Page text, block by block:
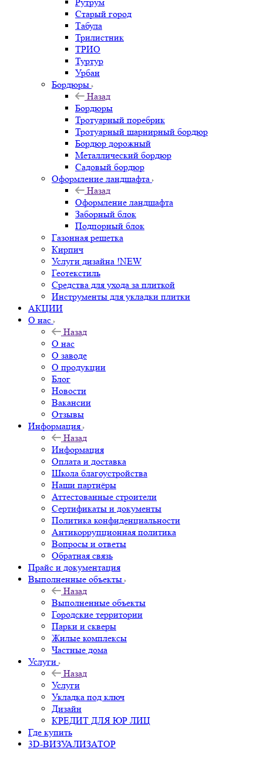
Старый город
Табула
Трилистник
ТРИО
Туртур
Урбан
Бордюры
Назад
Бордюры
Тротуарный поребрик
Тротуарный шарнирный бордюр
Бордюр дорожный
Металлический бордюр
Садовый бордюр
Оформление ландшафта
Назад
Оформление ландшафта
Заборный блок
Подпорный блок
Газонная решетка
Кирпич
Услуги дизайна !NEW
Геотекстиль
Средства для ухода за плиткой
Инструменты для укладки плитки
АКЦИИ
О нас
Назад
О нас
О заводе
О продукции
Блог
Новости
Вакансии
Отзывы
Информация
Назад
Информация
Оплата и доставка
Школа благоустройства
Наши партнёры
Аттестованные строители
Сертификаты и документы
Политика конфиденциальности
Антикоррупционная политика
Вопросы и ответы
Обратная связь
Прайс и документация
Выполненные объекты
Назад
Выполненные объекты
Городские территории
Парки и скверы
Жилые комплексы
Частные дома
Услуги
Назад
Услуги
Укладка под ключ
Дизайн
КРЕДИТ ДЛЯ ЮР ЛИЦ
Где купить
3D-ВИЗУАЛИЗАТОР